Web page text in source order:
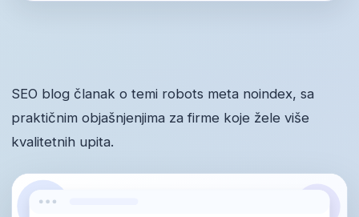
SEO blog članak o temi robots meta noindex, sa
praktičnim objašnjenjima za firme koje žele više
kvalitetnih upita.